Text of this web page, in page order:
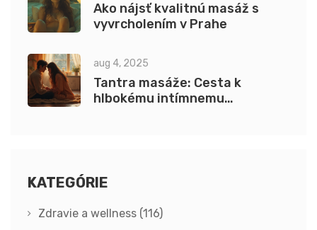
Ako nájsť kvalitnú masáž s
vyvrcholením v Prahe
aug 4, 2025
Tantra masáže: Cesta k
hlbokému intímnemu
KATEGÓRIE
Zdravie a wellness (116)